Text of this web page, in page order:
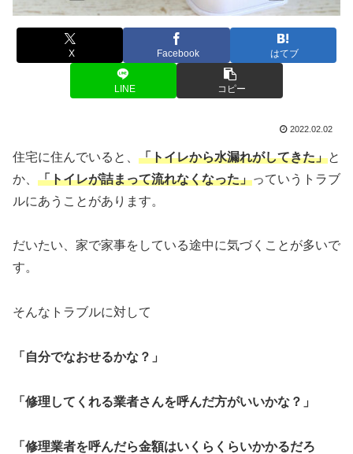
X Facebook はてブ
LINE コピー
2022.02.02
住宅に住んでいると、 「トイレから水漏れがしてきた」と
か、 「トイレが詰まって流れなくなった」っていうトラブ
ルにあうことがあります。
だいたい、家で家事をしている途中に気づくことが多いで
す。
そんなトラブルに対して
「自分でなおせるかな？」
「修理してくれる業者さんを呼んだ方がいいかな？」
「修理業者を呼んだら金額はいくらくらいかかるだろ